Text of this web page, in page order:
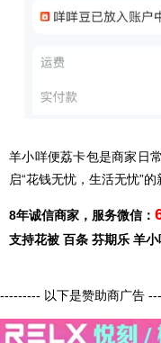
羊小咩便荔卡包是商家日
启“花钱无忧，生活无忧”的
8年诚信商家，服务微信：
支持花被 百条 芬期乐 羊
--------- 以下是赞助商广告